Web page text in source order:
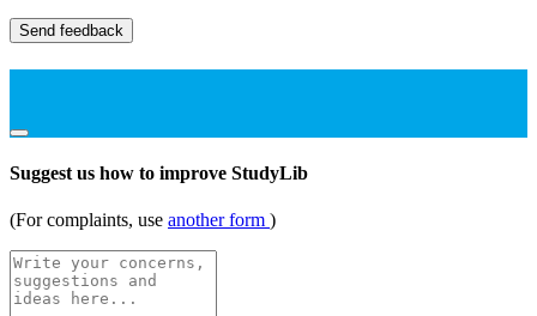
Send feedback
Suggest us how to improve StudyLib
(For complaints, use another form )